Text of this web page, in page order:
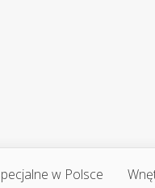
w Polsce